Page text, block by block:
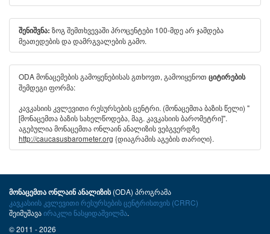
შენიშვნა: ზოგ შემთხვევაში პროცენტები 100-მდე არ ჯამდება
მეათედების და დამრგვალების გამო.
ODA მონაცემების გამოყენებისას გთხოვთ, გამოიყენოთ ციტირების
შემდეგი ფორმა:
კავკასიის კვლევითი რესურსების ცენტრი. (მონაცემთა ბაზის წელი) "
[მონაცემთა ბაზის სახელწოდება, მაგ. კავკასიის ბარომეტრი]".
აგებულია მონაცემთა ონლაინ ანალიზის ვებგვერდზე
http://caucasusbarometer.org {დიაგრამის აგების თარიღი}.
მონაცემთა ონლაინ ანალიზის(ODA) პროგრამა
კავკასიის კვლევითი რესურსების ცენტრისთვის (CRRC)
შეიმუშავაირაკლი ნასყიდაშვილმა.
© 2011 - 2026